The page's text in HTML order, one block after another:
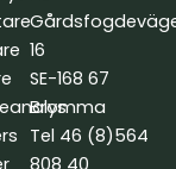
16
SE-168 67
Bromma
Tel 46 (8)564
808 40